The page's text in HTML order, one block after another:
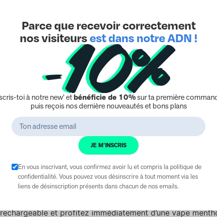
Polaire : Expérience Rafraîchissante
n’est pas qu’une saveur, c’est une invitation à redécouvrir
bouffée, la fraîcheur intense de la menthe envahit
une sensation glacée exquise. C’est l’expérience
de fraîcheur durable et intense.
Optimisée pour Plus de Vape
en plus par rapport aux capsules myblu, lespods
votre plaisir de vapoter. Cette innovation vous assure
sans interruption, en fonction de votre consommation.
souci, où la qualité de l’expérience prime.
pour un Vapotage Instantané
capsule menthe polaire est un jeu d’enfant grâce à un
et profitez immédiatement d’une vape
Parce que recevoir correctement
nos visiteursest dans notre ADN !
toi à notre new’ etbénéficie de 10%sur ta première
puis reçois nos dernière nouveautés et bons plans
JE M'INSCRIS
En vous inscrivant, vous confirmez avoir lu et compris la politique de
confidentialité. Vous pouvez vous désinscrire à tout moment via les
liens de désinscription présents dans chacun de nos emails.